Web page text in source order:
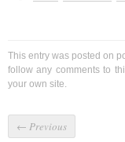
This entry was posted on
follow any comments to
your own site.
← Previous